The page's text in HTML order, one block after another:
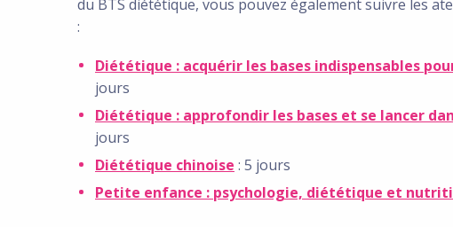
du BTS diététique, vous pouvez également suivre les
:
Diététique : acquérir les bases indispensables
jours
Diététique : approfondir les bases et se lancer
jours
Diététique chinoise : 5 jours
Petite enfance : psychologie, diététique et